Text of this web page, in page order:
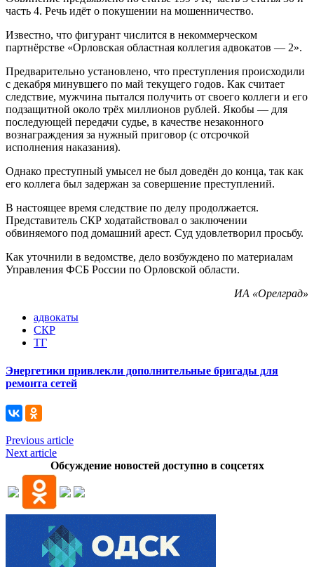
часть 4. Речь идёт о покушении на мошенничество.
Известно, что фигурант числится в некоммерческом
партнёрстве «Орловская областная коллегия адвокатов — 2».
Предварительно установлено, что преступления происходили
с декабря минувшего по май текущего годов. Как считает
следствие, мужчина пытался получить от своего коллеги и его
подзащитной около трёх миллионов рублей. Якобы — для
последующей передачи судье, в качестве незаконного
вознаграждения за нужный приговор (с отсрочкой
исполнения наказания).
Однако преступный умысел не был доведён до конца, так как
его коллега был задержан за совершение преступлений.
В настоящее время следствие по делу продолжается.
Представитель СКР ходатайствовал о заключении
обвиняемого под домашний арест. Суд удовлетворил просьбу.
Как уточнили в ведомстве, дело возбуждено по материалам
Управления ФСБ России по Орловской области.
ИА «Орелград»
адвокаты
СКР
ТГ
Энергетики привлекли дополнительные бригады для
ремонта сетей
Previous article
Next article
Обсуждение новостей доступно в соцсетях